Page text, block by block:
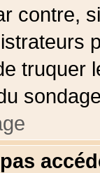
contre,
truquer